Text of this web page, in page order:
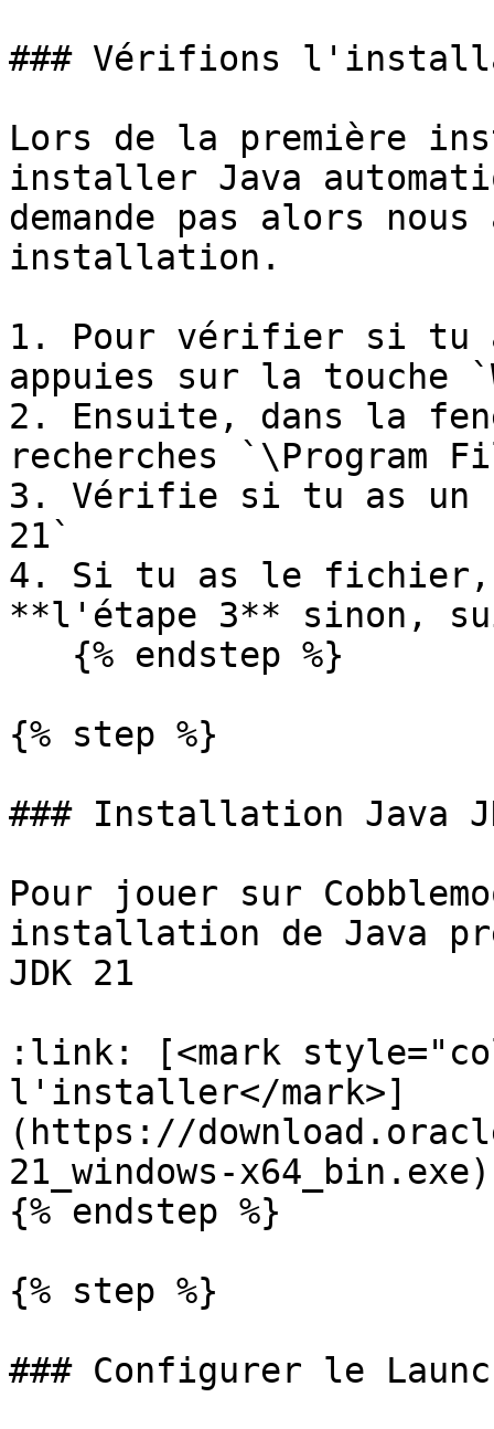
### Vérifions
Lors de la première
installer Java
demande pas alors
installation.
1. Pour vérifier si tu
appuies sur la touche
2. Ensuite, dans la
recherches `\Program
3. Vérifie si tu as
21`
4. Si tu as le fichier,
**l'étape 3** sinon,
{% step %}
### Installation Java
Pour jouer sur
installation de Java
JDK 21
:link: [<mark
l'installer</mark>]
(https://
21_windows-x64_bin.exe)
{% endstep %}
{% step %}
### Configurer le